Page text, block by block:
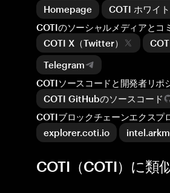
Homepage
COTI ホワイ
COTIのソーシャルメディアとコ
COTI X（Twitter）
Telegram
COTIソースコードと開発者リポ
COTI GitHubのソースコード
COTIブロックチェーンエクスプ
explorer.coti.io
COTI（COTI）に類